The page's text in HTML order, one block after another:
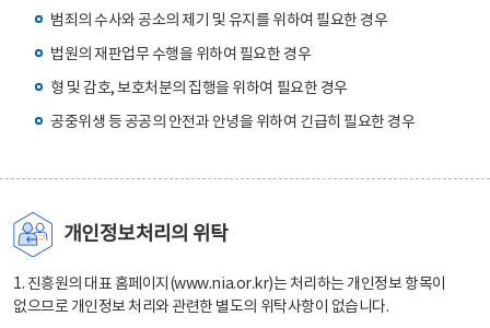
범죄의 수사와 공소의 제기 및 유지를 위하여 필요한 경우
법원의 재판업무 수행을 위하여 필요한 경우
형 및 감호, 보호처분의 집행을 위하여 필요한 경우
공중위생 등 공공의 안전과 안녕을 위하여 긴급히 필요한 경우
개인정보처리의 위탁
1. 진흥원의 대표 홈페이지(www.nia.or.kr)는 처리하는 개인정보 항목이
없으므로 개인정보 처리와 관련한 별도의 위탁사항이 없습니다.